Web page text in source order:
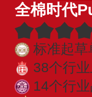
全棉时代
标准起草
38个行
14个行